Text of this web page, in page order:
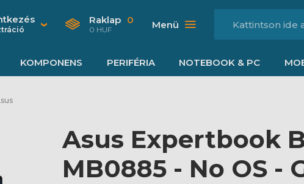
Raklap 0
0 HUF Menü
KOMPONENS PERIFÉRIA NOTEBOOK & PC
Asus Expertbook
MB0885 - No OS -